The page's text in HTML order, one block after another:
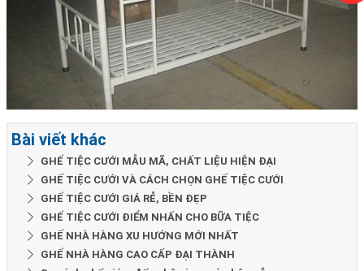
Bài viết khác
GHẾ TIỆC CƯỚI MẪU MÃ, CHẤT LIỆU HIỆN ĐẠI
GHẾ TIỆC CƯỚI VÀ CÁCH CHỌN GHẾ TIỆC CƯỚI
GHẾ TIỆC CƯỚI GIÁ RẺ, BỀN ĐẸP
GHẾ TIỆC CƯỚI ĐIỂM NHẤN CHO BỮA TIỆC
GHẾ NHÀ HÀNG XU HƯỚNG MỚI NHẤT
GHẾ NHÀ HÀNG CAO CẤP ĐẠI THÀNH